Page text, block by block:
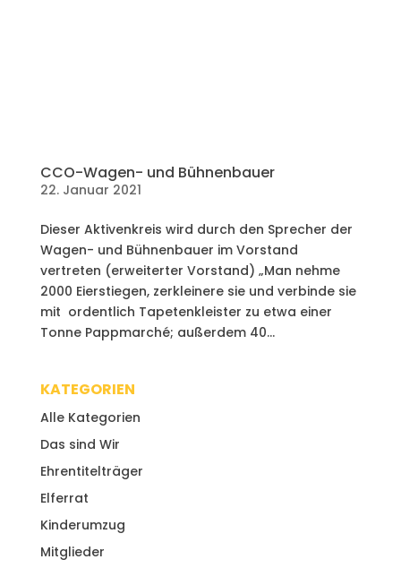
CCO-Wagen- und Bühnenbauer
22. Januar 2021
Dieser Aktivenkreis wird durch den Sprecher der
Wagen- und Bühnenbauer im Vorstand
vertreten (erweiterter Vorstand) „Man nehme
2000 Eierstiegen, zerkleinere sie und verbinde sie
mit ordentlich Tapetenkleister zu etwa einer
Tonne Pappmarché; außerdem 40...
KATEGORIEN
Alle Kategorien
Das sind Wir
Ehrentitelträger
Elferrat
Kinderumzug
Mitglieder